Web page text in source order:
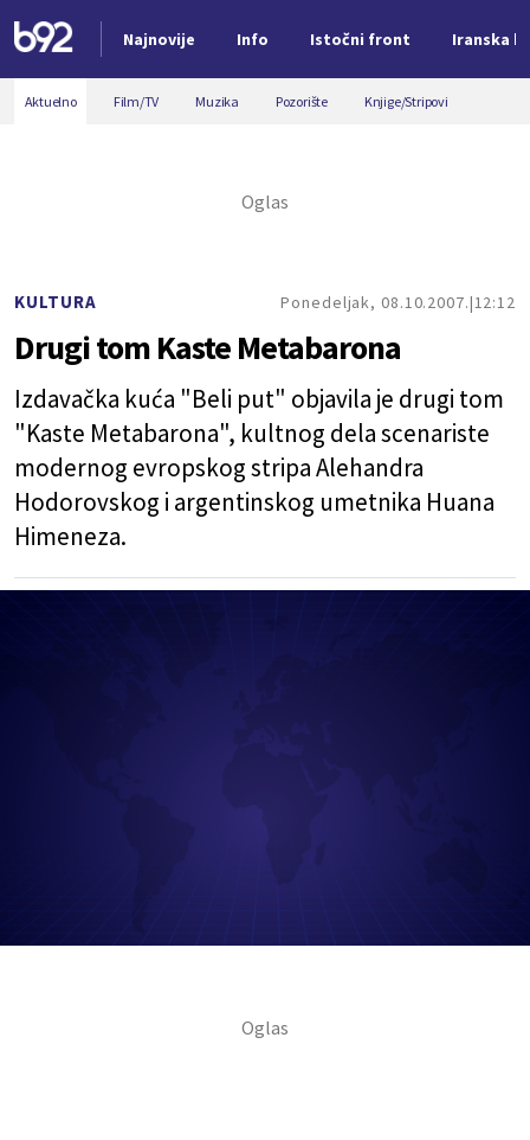
Najnovije Info Istočni front Iranska
Nova vest
Aktuelno Film/TV Muzika Pozorište Knjige/Stripovi
KULTURA Ponedeljak, 08.10.2007. 12:12
Drugi tom Kaste Metabarona
Izdavačka kuća "Beli put" objavila je drugi tom
"Kaste Metabarona", kultnog dela scenariste
modernog evropskog stripa Alehandra
Hodorovskog i argentinskog umetnika Huana
Himeneza.